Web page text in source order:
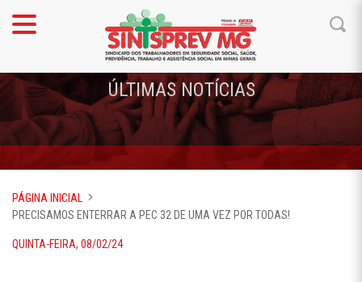
ÚLTIMAS NOTÍCIAS
PÁGINA INICIAL
PRECISAMOS ENTERRAR A PEC 32 DE UMA VEZ POR TODAS!
QUINTA-FEIRA, 08/02/24